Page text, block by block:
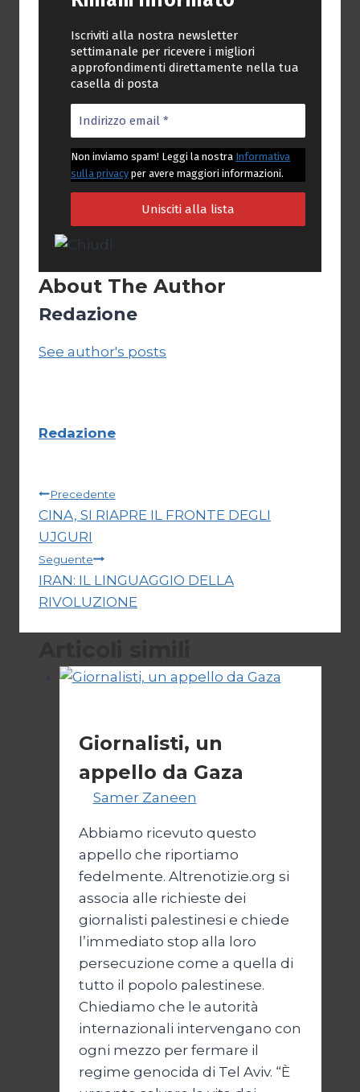
Iscriviti alla nostra newsletter
settimanale per ricevere i migliori
approfondimenti direttamente nella tua
casella di posta
Non inviamo spam! Leggi la nostra Informativa
sulla privacy per avere maggiori informazioni.
About The Author
Redazione
See author's posts
Redazione
Navigazione
articoli
Precedente
CINA, SI RIAPRE IL FRONTE DEGLI
UJGURI
Seguente
IRAN: IL LINGUAGGIO DELLA
RIVOLUZIONE
Giornalisti, un
appello da Gaza
Samer Zaneen
Abbiamo ricevuto questo
appello che riportiamo
fedelmente. Altrenotizie.org si
associa alle richieste dei
giornalisti palestinesi e chiede
l’immediato stop alla loro
persecuzione come a quella di
tutto il popolo palestinese.
Chiediamo che le autorità
internazionali intervengano con
ogni mezzo per fermare il
regime genocida di Tel Aviv. “È